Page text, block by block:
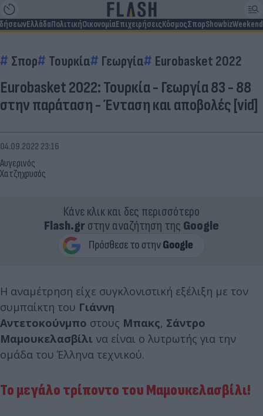
ΕλλάδαΠολιτικήΟικονομίαΕπιχειρήσειςΚόσμοςΣπορShowbizWeekend
Σπορ Τουρκία Γεωργία Eurobasket 2022
Eurobasket 2022: Τουρκία - Γεωργία 83 - 88
στην παράταση - Ένταση και αποβολές [vid]
Αυγερινός
Χατζηχρυσός
04.09.2022 23:16
Κάνε κλικ και δες περισσότερο
Flash.grστην αναζήτηση της Google
Η αναμέτρηση είχε συγκλονιστική εξέλιξη με τον
συμπαίκτη του Γιάννη
Αντετοκούνμπο στους Μπακς, Σάντρο
Μαμουκελασβίλι να είναι ο λυτρωτής για την
ομάδα του Έλληνα τεχνικού.
Το μεγάλο τρίποντο του Μαμουκελασβίλι!